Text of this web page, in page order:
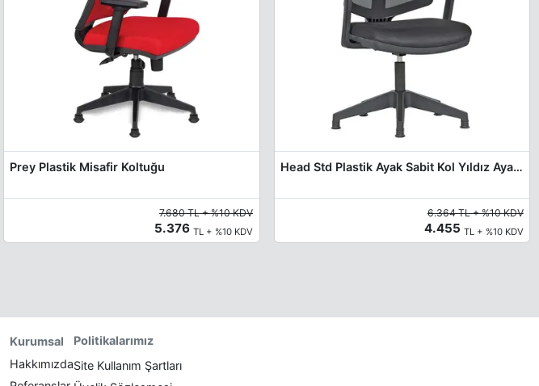
Prey Plastik Misafir Koltuğu
7.680 TL + %10 KDV
5.376TL + %10 KDV
Head Std Plastik Ayak Sabit Kol Yıldız Ayak Misafir Koltuğu
6.364 TL + %10 KDV
4.455 TL + %10 KDV
Kurumsal
Hakkımızda
Politikalarımız
Site Kullanım Şartları